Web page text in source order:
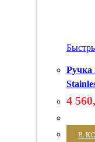
Ручка
4
В